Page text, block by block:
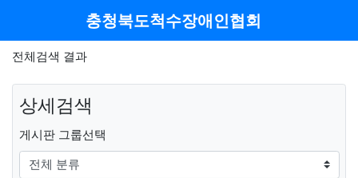
충청북도척수장애인협회
전체검색 결과
상세검색
그룹
게시판 그룹선택